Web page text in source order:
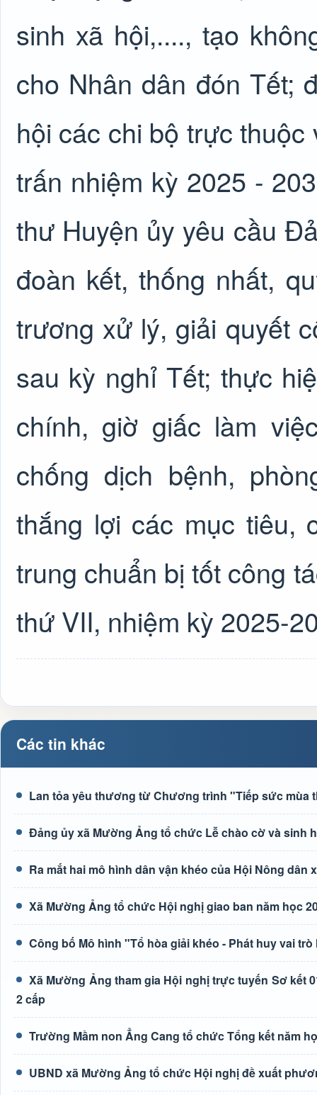
sinh xã hội,...., tạo
cho Nhân dân đón Tết;
hội các chi bộ trực
trấn nhiệm kỳ 2025 -
thư Huyện ủy yêu cầu
đoàn kết, thống nhất,
trương xử lý, giải quyết
sau kỳ nghỉ Tết; thực
chính, giờ giấc làm
chống dịch bệnh,
thắng lợi các mục tiêu,
trung chuẩn bị tốt công
thứ VII, nhiệm kỳ 2025-
Các tin khác
Lan tỏa yêu thương từ Chương trình "Tiếp sức mùa
Đảng ủy xã Mường Ảng tổ chức Lễ chào cờ và sinh
Ra mắt hai mô hình dân vận khéo của Hội Nông dân
Xã Mường Ảng tổ chức Hội nghị giao ban năm học
Công bố Mô hình "Tổ hòa giải khéo - Phát huy vai
Xã Mường Ảng tham gia Hội nghị trực tuyến Sơ kết
2 cấp
Trường Mầm non Ẳng Cang tổ chức Tổng kết năm
UBND xã Mường Ảng tổ chức Hội nghị đề xuất